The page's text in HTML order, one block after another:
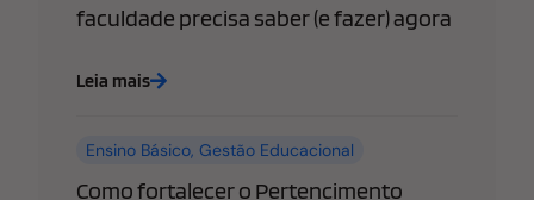
faculdade precisa saber (e fazer) agora
Leia mais
Ensino Básico,Gestão Educacional
Como fortalecer o Pertencimento